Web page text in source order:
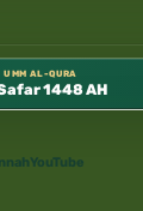
UMM AL-QURA
1448 AH
YouTube